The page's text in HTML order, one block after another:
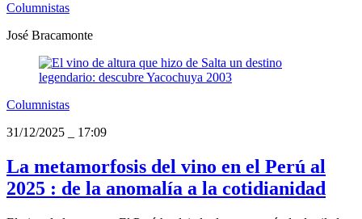
Columnistas
José Bracamonte
Columnistas
31/12/2025
17:09
La metamorfosis del vino en el Perú al
2025 : de la anomalía a la cotidianidad